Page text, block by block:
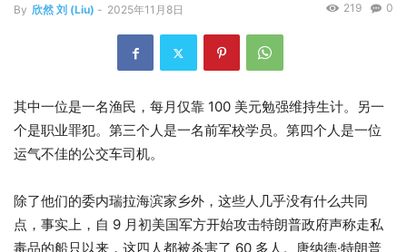
By 欣然 刘 (Liu) - 2025年11月8日 0
219
其中一位是一名渔民，每月仅靠 100 美元勉强维持生计。另一
个是职业罪犯。第三个人是一名前军校学员。第四个人是一位
运气不佳的公交车司机。
除了他们的委内瑞拉海滨家乡外，这些人几乎没有什么共同
点，事实上，自 9 月初美国军方开始攻击特朗普政府声称走私
毒品的船只以来，这四人都被杀害了 60 多人。唐纳德·特朗普